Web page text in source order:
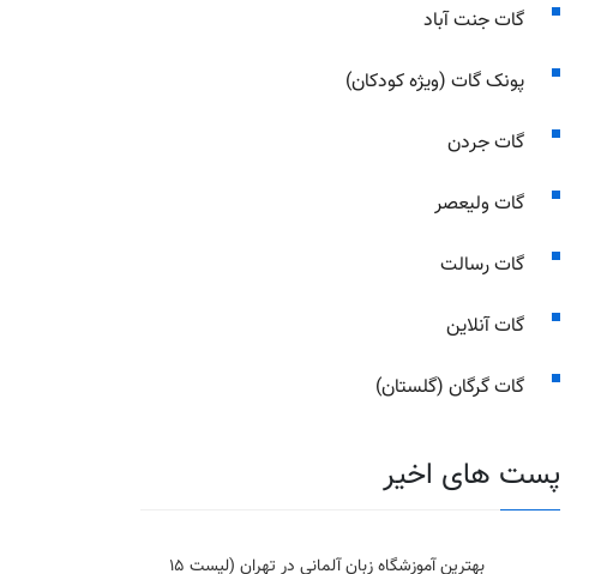
گات جنت آباد
پونک گات (ویژه کودکان)
گات جردن
گات ولیعصر
گات رسالت
گات آنلاین
گات گرگان (گلستان)
پست های اخیر
بهترین آموزشگاه زبان آلمانی در تهران (لیست ۱۵